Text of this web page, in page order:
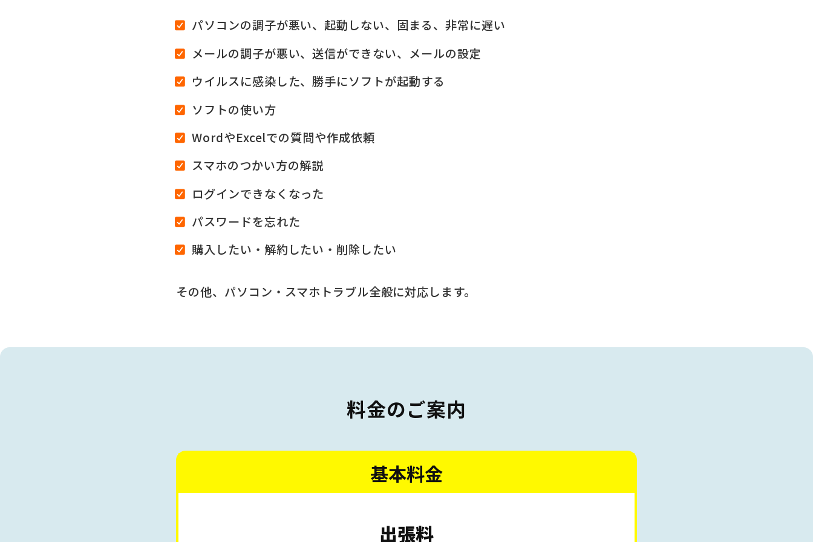
パソコンの調子が悪い、起動しない、固まる、非常に遅い
メールの調子が悪い、送信ができない、メールの設定
ウイルスに感染した、勝手にソフトが起動する
ソフトの使い方
WordやExcelでの質問や作成依頼
スマホのつかい方の解説
ログインできなくなった
パスワードを忘れた
購入したい・解約したい・削除したい
その他、パソコン・スマホトラブル全般に対応します。
料金のご案内
基本料金
出張料